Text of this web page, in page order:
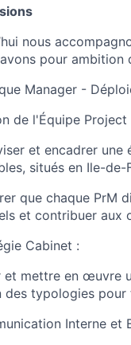
nous
pour ambition
Manager -
de l'Équipe Project
et encadrer
situés en Ile-de-
que chaque PrM
et contribuer aux
Cabinet :
et mettre en œuvre
des typologies pour
Interne et